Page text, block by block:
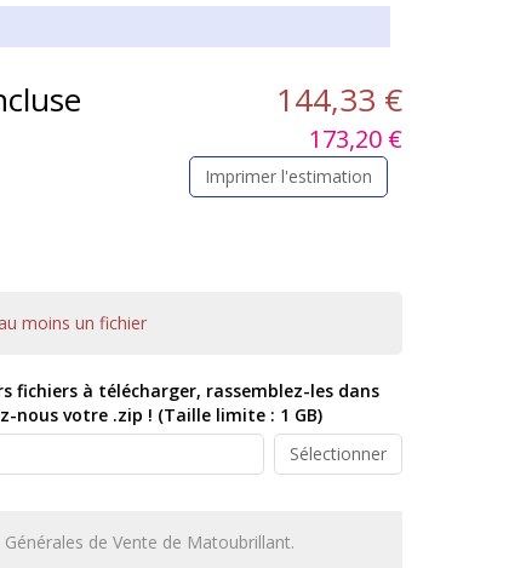
144,33 €
173,20 €
Imprimer l'estimation
moins un fichier
fichiers à télécharger, rassemblez-les dans
nous votre .zip ! (Taille limite : 1 GB)
Sélectionner
de Vente de Matoubrillant.